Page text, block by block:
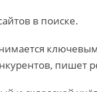
в поиске.
пишет